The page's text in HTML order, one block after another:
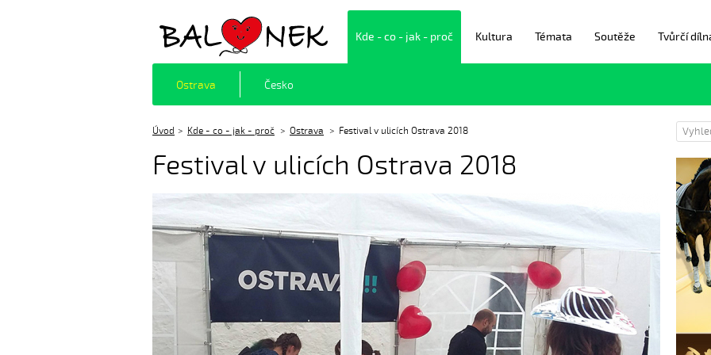
Balónek z.s. Kde - co - jak - proč Kultura Témata Soutěže Tvůrčí
Ostrava Česko
Úvod Kde - co - jak - proč Ostrava Festival v ulicích Ostrava 2018
Festival v ulicích Ostrava 2018